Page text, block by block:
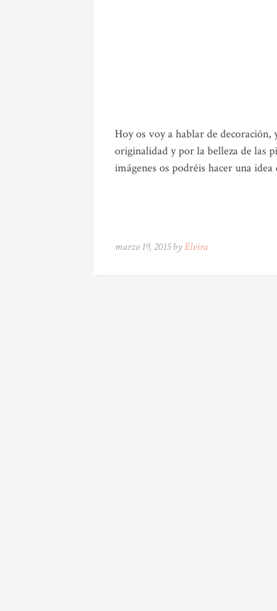
Hoy os voy a hablar de decoración,
originalidad y por la belleza de las
imágenes os podréis hacer una
marzo 19, 2015 byElvira